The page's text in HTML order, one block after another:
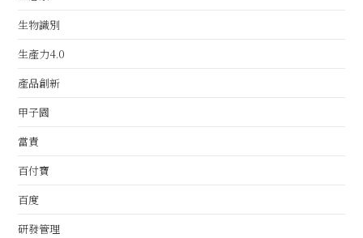
生物識別
生產力4.0
產品創新
甲子園
當責
百付寶
百度
研發管理